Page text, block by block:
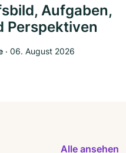
Aufgaben,
Perspektiven
‧ 06. August 2026
Alle ansehen